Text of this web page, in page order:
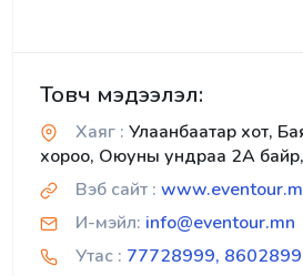
Товч мэдээлэл:
Хаяг : Улаанбаатар хот,
хороо, Оюуны ундраа 2А
Вэб сайт :
И-мэйл: info@eventour.mn
Утас : 77728999,